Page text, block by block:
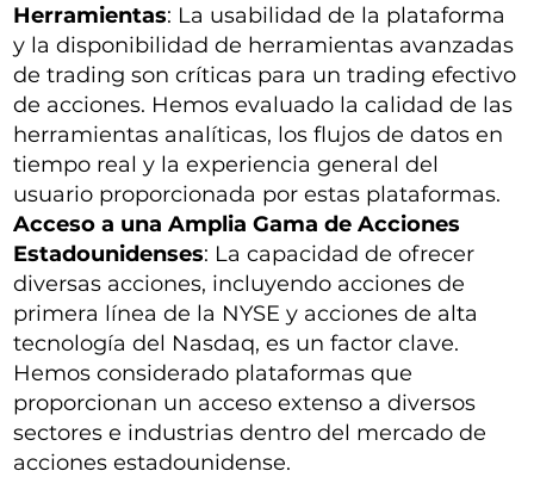
Herramientas: La usabilidad de la plataforma
y la disponibilidad de herramientas avanzadas
de trading son críticas para un trading efectivo
de acciones. Hemos evaluado la calidad de las
herramientas analíticas, los flujos de datos en
tiempo real y la experiencia general del
usuario proporcionada por estas plataformas.
Acceso a una Amplia Gama de Acciones
Estadounidenses: La capacidad de ofrecer
diversas acciones, incluyendo acciones de
primera línea de la NYSE y acciones de alta
tecnología del Nasdaq, es un factor clave.
Hemos considerado plataformas que
proporcionan un acceso extenso a diversos
sectores e industrias dentro del mercado de
acciones estadounidense.